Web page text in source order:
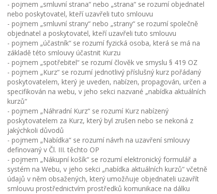
- pojmem „smluvní strana“ nebo „strana“ se rozumí objednatel
nebo poskytovatel, kteří uzavřeli tuto smlouvu
- pojmem „smluvní strany“ nebo „strany“ se rozumí společně
objednatel a poskytovatel, kteří uzavřeli tuto smlouvu
- pojmem „účastník“ se rozumí fyzická osoba, která se má na
základě této smlouvy účastnit Kurzu
- pojmem „spotřebitel“ se rozumí člověk ve smyslu § 419 OZ
- pojmem „Kurz“ se rozumí jednotlivý příslušný kurz pořádaný
poskytovatelem, který je uveden, nabízen, propagován, určen a
specifikován na webu, v jeho sekci nazvané „nabídka aktuálních
kurzů“
- pojmem „Náhradní Kurz“ se rozumí Kurz nabízený
poskytovatelem za Kurz, který byl zrušen nebo se nekoná z
jakýchkoli důvodů
- pojmem „Nabídka“ se rozumí návrh na uzavření smlouvy
definovaný v Čl. III. těchto OP
- pojmem „Nákupní košík“ se rozumí elektronický formulář a
systém na Webu, v jeho sekci „nabídka aktuálních kurzů“ včetně
údajů v něm obsažených, který umožňuje objednateli uzavřít
smlouvu prostřednictvím prostředků komunikace na dálku